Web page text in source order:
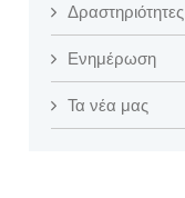
Δραστηριότητες
Ενημέρωση
Τα νέα μας